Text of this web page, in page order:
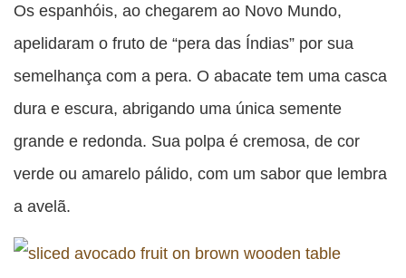
Os espanhóis, ao chegarem ao Novo Mundo,
apelidaram o fruto de “pera das Índias” por sua
semelhança com a pera. O abacate tem uma casca
dura e escura, abrigando uma única semente
grande e redonda. Sua polpa é cremosa, de cor
verde ou amarelo pálido, com um sabor que lembra
a avelã.